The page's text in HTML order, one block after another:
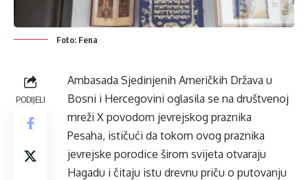
Foto: Fena
PODIJELI
Ambasada Sjedinjenih Američkih Država u
Bosni i Hercegovini oglasila se na društvenoj
mreži X povodom jevrejskog praznika
Pesaha, ističući da tokom ovog praznika
jevrejske porodice širom svijeta otvaraju
Hagadu i čitaju istu drevnu priču o putovanju